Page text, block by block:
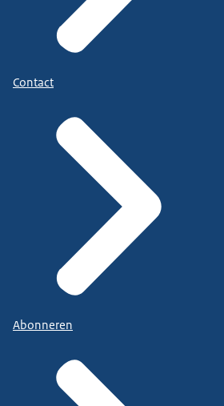
Contact
Abonneren